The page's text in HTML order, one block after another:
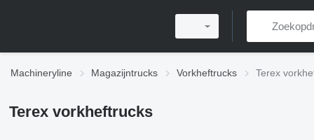
Machineryline Magazijntrucks Vorkheftrucks Terex
Terex vorkheftrucks